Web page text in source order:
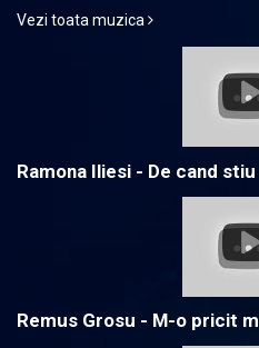
Vezi toata muzica
Ramona Iliesi - De cand stiu
Remus Grosu - M-o pricit